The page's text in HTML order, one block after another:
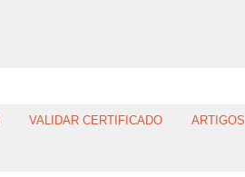
VALIDAR CERTIFICADO ARTIGOS